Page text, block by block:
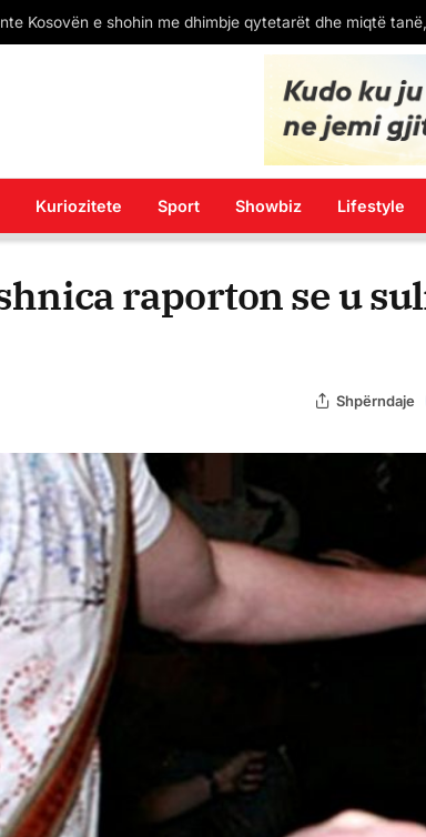
SPAK-u”? Mesazhi që lanë protestuesit në Bulevard
Kuriozitete Sport Showbiz Lifestyle
raporton se u
Shpërndaje